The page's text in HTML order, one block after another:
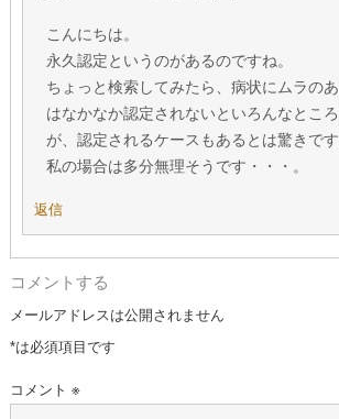
こんにちは。
永久認定というのがあるのですね。
ちょっと検索してみたら、病状にムラの
はなかなか認定されないといろんなとこ
が、認定されるケースもあるとは驚きです
私の場合は多分無理そうです・・・。
返信
コメントする
メールアドレスは公開されません
*は必須項目です
コメント ※